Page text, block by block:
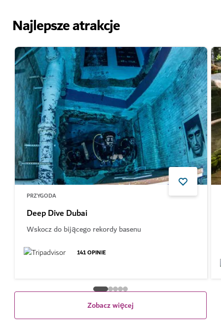
Najlepsze atrakcje
PRZYGODA
Deep Dive Dubai
Wskocz do bijącego rekordy basenu
141OPINIE
Zobacz więcej